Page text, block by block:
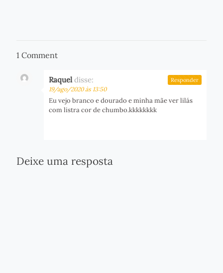
1 Comment
Raquel disse:
19/ago/2020 às 13:50
Eu vejo branco e dourado e minha mãe ver lilás
com listra cor de chumbo.kkkkkkkk
Responder
Deixe uma resposta